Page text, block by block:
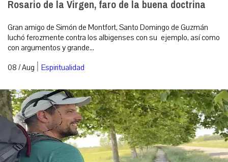
Rosario de la Virgen, faro de la buena doctrina
Gran amigo de Simón de Montfort, Santo Domingo de Guzmán
luchó ferozmente contra los albigenses con su ejemplo, así como
con argumentos y grande...
08 / Aug | Espiritualidad